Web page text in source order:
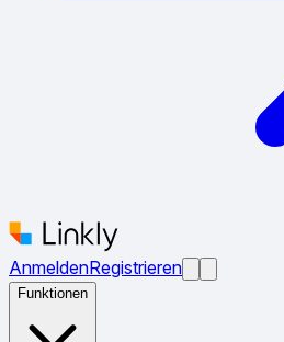
AnmeldenRegistrieren
Funktionen